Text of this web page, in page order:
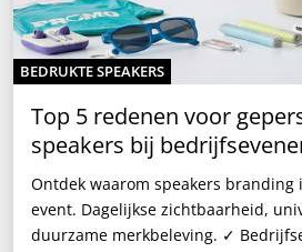
BEDRUKTE SPEAKERS
Top 5 redenen voor
speakers bij
Ontdek waarom speakers branding
event. Dagelijkse zichtbaarheid,
duurzame merkbeleving. ✓